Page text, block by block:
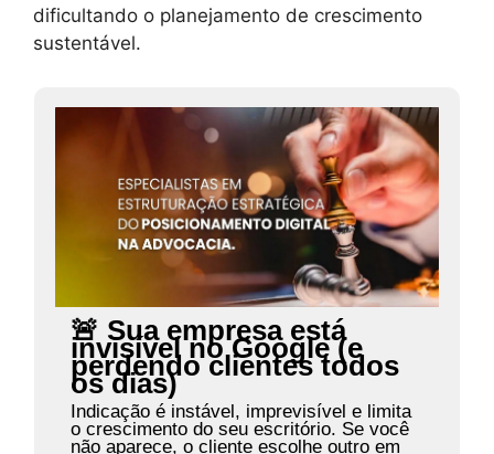
dificultando o planejamento de crescimento
sustentável.
🚨 Sua empresa está
invisível no Google (e
perdendo clientes todos
os dias)
Indicação é instável, imprevisível e limita
o crescimento do seu escritório. Se você
não aparece, o cliente escolhe outro em